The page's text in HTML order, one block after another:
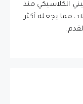
الكلاسيكي منذ
الميلاد، مما يجعله أكثر